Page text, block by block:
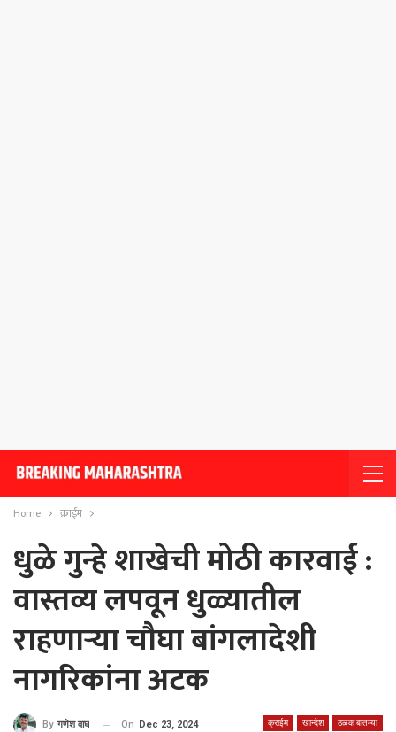
Home क्राईम
धुळे गुन्हे शाखेची मोठी कारवाई :
वास्तव्य लपवून धुळ्यातील
राहणार्‍या चौघा बांगलादेशी
नागरिकांना अटक
क्राईम खान्देश ठळक बातम्या
By गणेश वाघ On Dec 23, 2024